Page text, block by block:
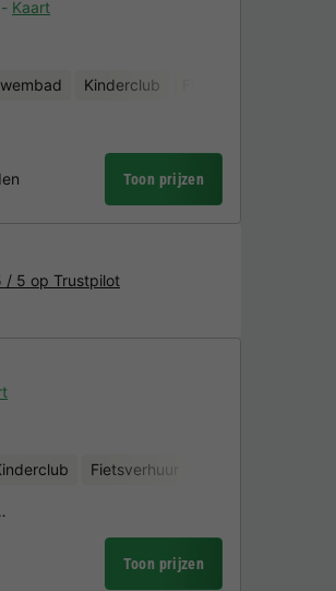
Kaart
Kinderclub
Toon prijzen
Fietsverhuur
Toon prijzen
/ 5 op Trustpilot